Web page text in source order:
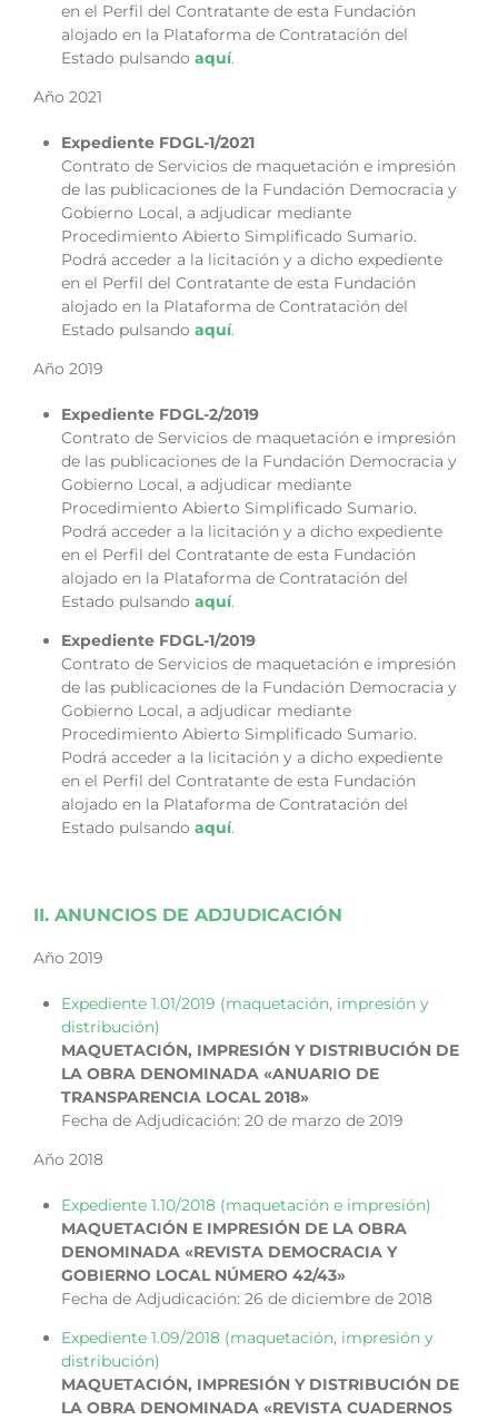
en el Perfil del Contratante de esta Fundación
alojado en la Plataforma de Contratación del
Estado pulsando aquí.
Año 2021
Expediente FDGL-1/2021
Contrato de Servicios de maquetación e impresión
de las publicaciones de la Fundación Democracia y
Gobierno Local, a adjudicar mediante
Procedimiento Abierto Simplificado Sumario.
Podrá acceder a la licitación y a dicho expediente
en el Perfil del Contratante de esta Fundación
alojado en la Plataforma de Contratación del
Estado pulsando aquí.
Año 2019
Expediente FDGL-2/2019
Contrato de Servicios de maquetación e impresión
de las publicaciones de la Fundación Democracia y
Gobierno Local, a adjudicar mediante
Procedimiento Abierto Simplificado Sumario.
Podrá acceder a la licitación y a dicho expediente
en el Perfil del Contratante de esta Fundación
alojado en la Plataforma de Contratación del
Estado pulsando aquí.
Expediente FDGL-1/2019
Contrato de Servicios de maquetación e impresión
de las publicaciones de la Fundación Democracia y
Gobierno Local, a adjudicar mediante
Procedimiento Abierto Simplificado Sumario.
Podrá acceder a la licitación y a dicho expediente
en el Perfil del Contratante de esta Fundación
alojado en la Plataforma de Contratación del
Estado pulsando aquí.
II. ANUNCIOS DE ADJUDICACIÓN
Año 2019
Expediente 1.01/2019 (maquetación, impresión y
distribución)
MAQUETACIÓN, IMPRESIÓN Y DISTRIBUCIÓN DE
LA OBRA DENOMINADA «ANUARIO DE
TRANSPARENCIA LOCAL 2018»
Fecha de Adjudicación: 20 de marzo de 2019
Año 2018
Expediente 1.10/2018 (maquetación e impresión)
MAQUETACIÓN E IMPRESIÓN DE LA OBRA
DENOMINADA «REVISTA DEMOCRACIA Y
GOBIERNO LOCAL NÚMERO 42/43»
Fecha de Adjudicación: 26 de diciembre de 2018
Expediente 1.09/2018 (maquetación, impresión y
distribución)
MAQUETACIÓN, IMPRESIÓN Y DISTRIBUCIÓN DE
LA OBRA DENOMINADA «REVISTA CUADERNOS